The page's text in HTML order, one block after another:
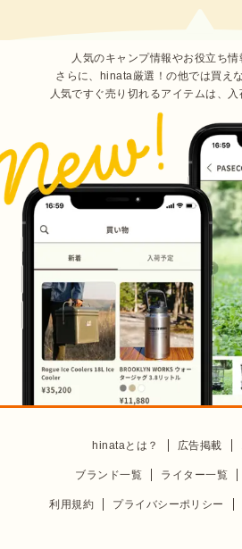
人気のキャンプ情報やお役立ち情
さらに、hinata厳選！の他では買え
人気ですぐ売り切れるアイテムは、入
hinataとは？ 広告掲載
ブランド一覧 ライター一覧
利用規約 プライバシーポリシー